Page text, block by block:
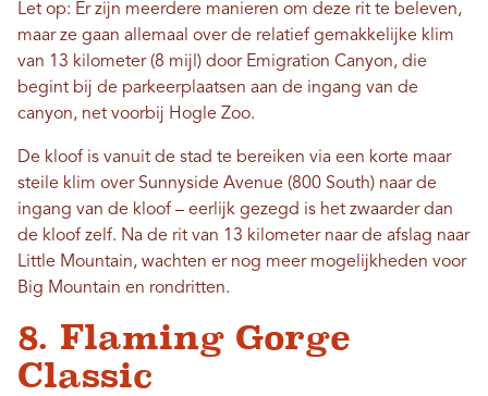
Let op: Er zijn meerdere manieren om deze rit te beleven,
maar ze gaan allemaal over de relatief gemakkelijke klim
van 13 kilometer (8 mijl) door Emigration Canyon, die
begint bij de parkeerplaatsen aan de ingang van de
canyon, net voorbij Hogle Zoo.
De kloof is vanuit de stad te bereiken via een korte maar
steile klim over Sunnyside Avenue (800 South) naar de
ingang van de kloof – eerlijk gezegd is het zwaarder dan
de kloof zelf. Na de rit van 13 kilometer naar de afslag naar
Little Mountain, wachten er nog meer mogelijkheden voor
Big Mountain en rondritten.
8. Flaming Gorge
Classic